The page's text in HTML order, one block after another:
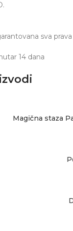
sva
14 dana
Magična staza